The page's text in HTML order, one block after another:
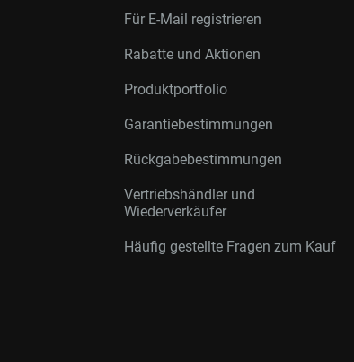
Für E-Mail registrieren
Rabatte und Aktionen
Produktportfolio
Garantiebestimmungen
Rückgabebestimmungen
Vertriebshändler und
Wiederverkäufer
Häufig gestellte Fragen zum Kauf